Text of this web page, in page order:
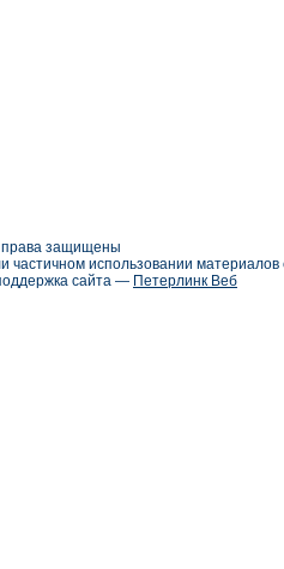
права защищены
частичном использовании
сайта — Петерлинк Веб